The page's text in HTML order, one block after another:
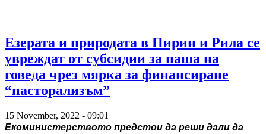
Езерата и природата в Пирин и Рила се
увреждат от субсидии за паша на
говеда чрез мярка за финансиране
“пасторализъм”
15 November, 2022 - 09:01
Екоминистерството предстои да реши дали да